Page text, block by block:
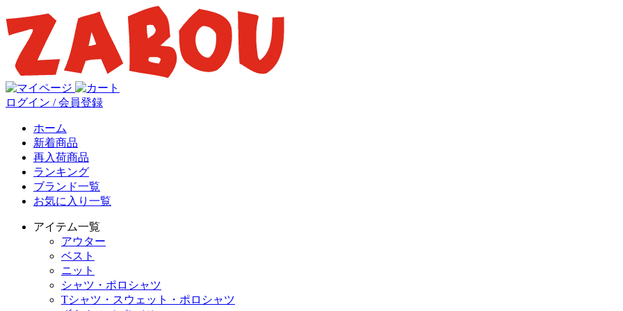
ログイン / 会員登録
ホーム
新着商品
再入荷商品
ランキング
ブランド一覧
お気に入り一覧
アイテム一覧
アウター
ベスト
ニット
シャツ・ポロシャツ
Tシャツ・スウェット・ポロシャツ